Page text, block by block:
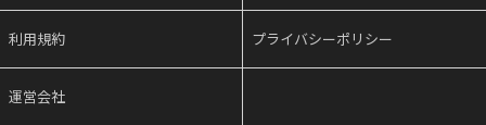
利用規約 プライバシーポリシー
運営会社